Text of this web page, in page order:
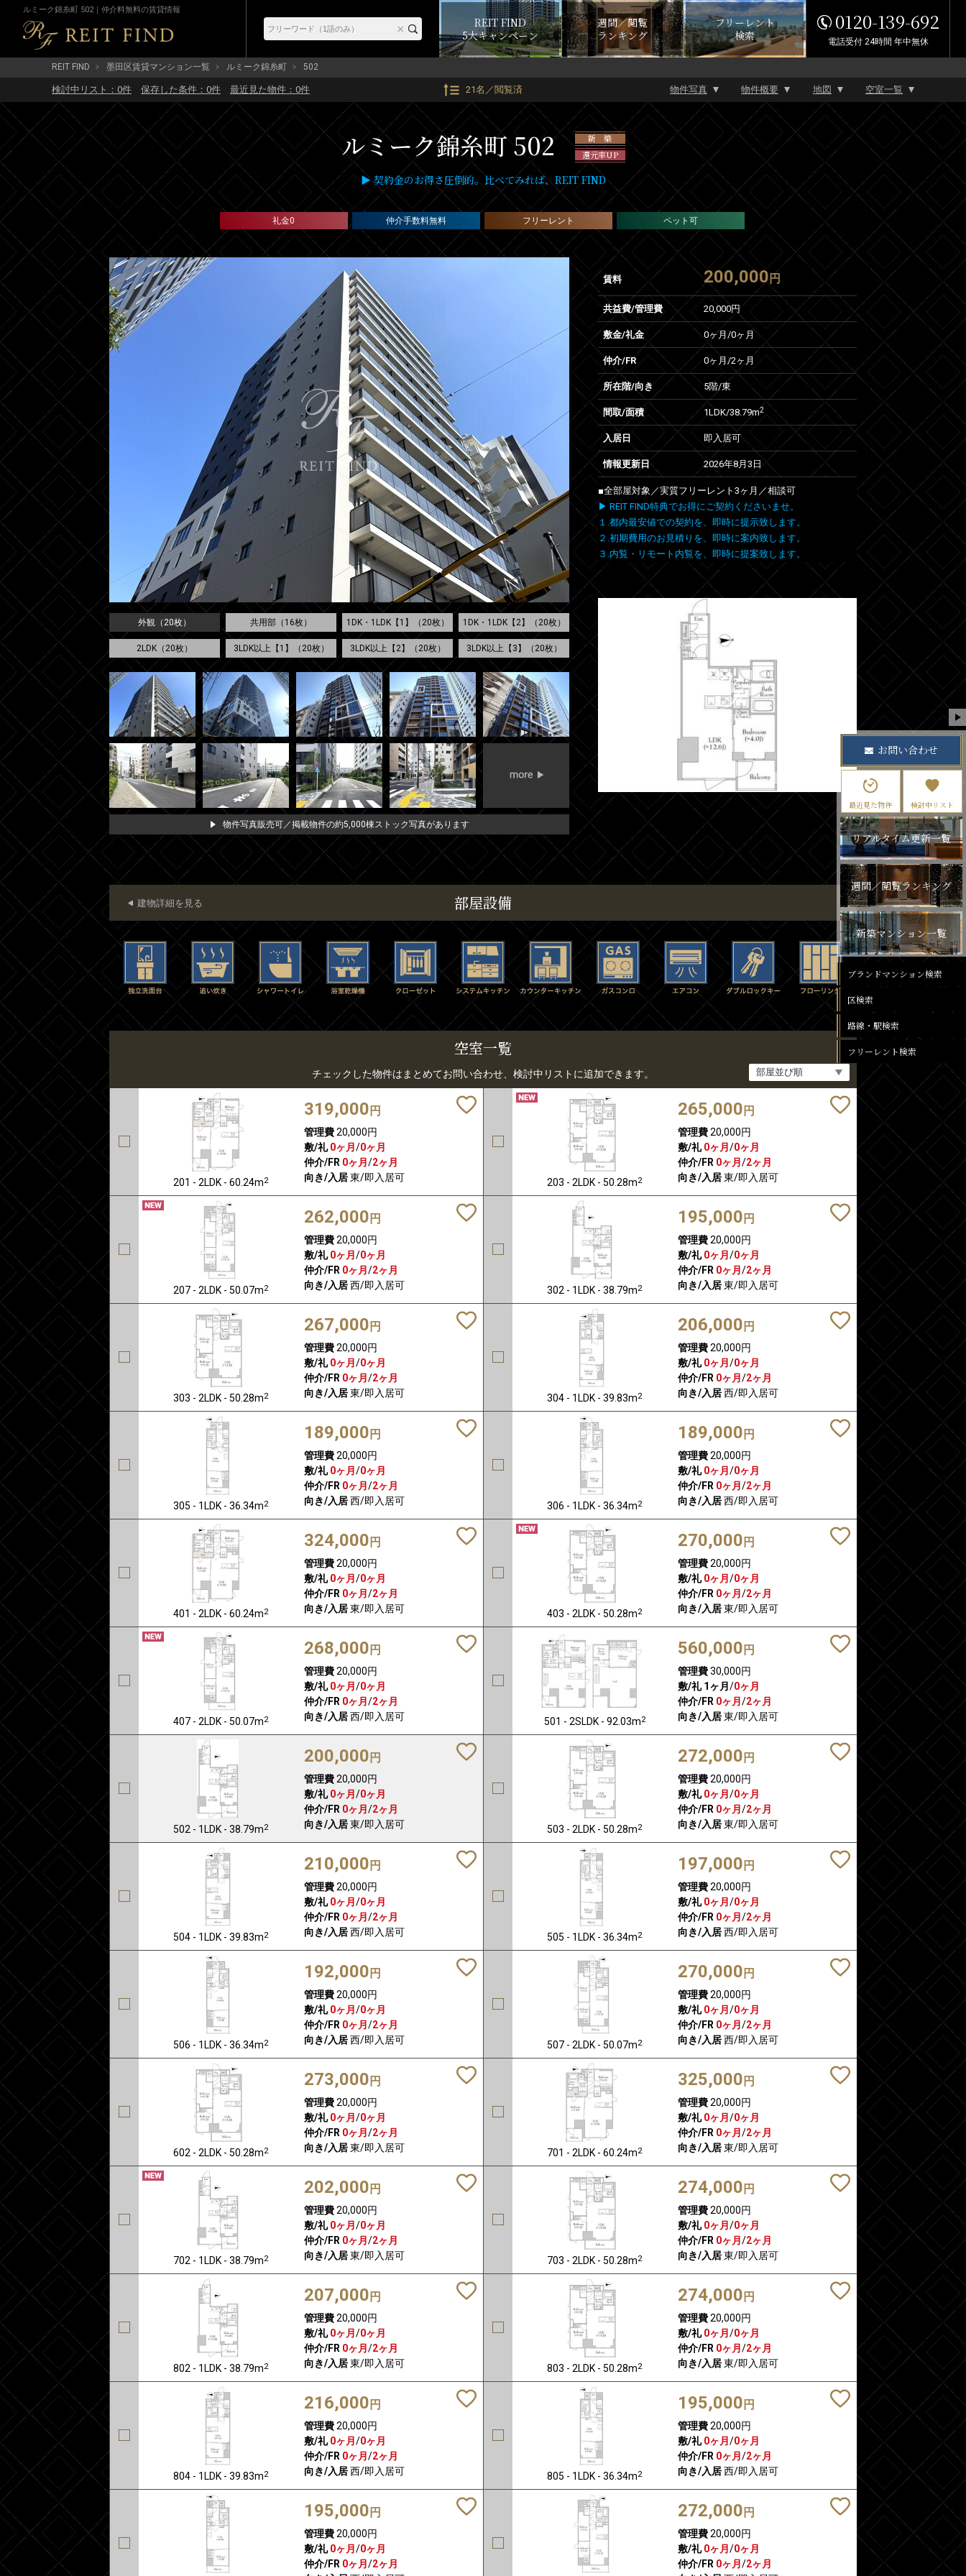
ルミーク錦糸町 502｜仲介料無料の賃貸情報
REIT FIND
5大キャンペーン
週間／閲覧
ランキング
フリーレント
検索
0120-139-692
電話受付 24時間 年中無休
REIT FIND 墨田区賃貸マンション一覧 ルミーク錦糸町 502
検討中リスト： 0件 保存した条件： 0件 最近見た物件： 0件 21名／閲覧済 物件写真 物件概要 地図 空室一覧
ルミーク錦糸町 502
新 築
還元率UP
▶ 契約金のお得さ圧倒的。比べてみれば、REIT FIND
礼金0 仲介手数料無料 フリーレント ペット可
外観（20枚） 共用部（16枚） 1DK・1LDK【1】（20枚） 1DK・1LDK【2】（20枚）
2LDK（20枚） 3LDK以上【1】（20枚） 3LDK以上【2】（20枚） 3LDK以上【3】（20枚）
物件写真販売可／掲載物件の約5,000棟ストック写真があります
賃料 200,000 円
共益費/管理費 20,000円
敷金/礼金 0ヶ月 /0ヶ月
仲介/FR 0ヶ月/2ヶ月
所在階/向き 5階/東
間取/面積 1LDK/38.79m2
入居日 即入居可
情報更新日 2026年8月3日
■全部屋対象／実質フリーレント3ヶ月／相談可
▶ REIT FIND特典でお得にご契約くださいませ。
１.都内最安値での契約を、即時に提示致します。
２.初期費用のお見積りを、即時に案内致します。
３.内覧・リモート内覧を、即時に提案致します。
部屋設備
建物詳細を見る
空室一覧
チェックした物件はまとめてお問い合わせ、検討中リストに追加できます。
201 - 2LDK - 60.24m2
319,000 円
管理費20,000円
敷/礼 0ヶ月/0ヶ月
仲介/FR 0ヶ月/2ヶ月
向き/入居東/即入居可 203 - 2LDK - 50.28m2
265,000 円
管理費20,000円
敷/礼 0ヶ月/0ヶ月
仲介/FR 0ヶ月/2ヶ月
向き/入居東/即入居可
207 - 2LDK - 50.07m2
262,000 円
管理費20,000円
敷/礼 0ヶ月/0ヶ月
仲介/FR 0ヶ月/2ヶ月
向き/入居西/即入居可 302 - 1LDK - 38.79m2
195,000 円
管理費20,000円
敷/礼 0ヶ月/0ヶ月
仲介/FR 0ヶ月/2ヶ月
向き/入居東/即入居可
303 - 2LDK - 50.28m2
267,000 円
管理費20,000円
敷/礼 0ヶ月/0ヶ月
仲介/FR 0ヶ月/2ヶ月
向き/入居東/即入居可 304 - 1LDK - 39.83m2
206,000 円
管理費20,000円
敷/礼 0ヶ月/0ヶ月
仲介/FR 0ヶ月/2ヶ月
向き/入居西/即入居可
305 - 1LDK - 36.34m2
189,000 円
管理費20,000円
敷/礼 0ヶ月/0ヶ月
仲介/FR 0ヶ月/2ヶ月
向き/入居西/即入居可 306 - 1LDK - 36.34m2
189,000 円
管理費20,000円
敷/礼 0ヶ月/0ヶ月
仲介/FR 0ヶ月/2ヶ月
向き/入居西/即入居可
401 - 2LDK - 60.24m2
324,000 円
管理費20,000円
敷/礼 0ヶ月/0ヶ月
仲介/FR 0ヶ月/2ヶ月
向き/入居東/即入居可 403 - 2LDK - 50.28m2
270,000 円
管理費20,000円
敷/礼 0ヶ月/0ヶ月
仲介/FR 0ヶ月/2ヶ月
向き/入居東/即入居可
407 - 2LDK - 50.07m2
268,000 円
管理費20,000円
敷/礼 0ヶ月/0ヶ月
仲介/FR 0ヶ月/2ヶ月
向き/入居西/即入居可 501 - 2SLDK - 92.03m2
560,000 円
管理費30,000円
敷/礼 1ヶ月/0ヶ月
仲介/FR 0ヶ月/2ヶ月
向き/入居東/即入居可
502 - 1LDK - 38.79m2
200,000 円
管理費20,000円
敷/礼 0ヶ月/0ヶ月
仲介/FR 0ヶ月/2ヶ月
向き/入居東/即入居可 503 - 2LDK - 50.28m2
272,000 円
管理費20,000円
敷/礼 0ヶ月/0ヶ月
仲介/FR 0ヶ月/2ヶ月
向き/入居東/即入居可
504 - 1LDK - 39.83m2
210,000 円
管理費20,000円
敷/礼 0ヶ月/0ヶ月
仲介/FR 0ヶ月/2ヶ月
向き/入居西/即入居可 505 - 1LDK - 36.34m2
197,000 円
管理費20,000円
敷/礼 0ヶ月/0ヶ月
仲介/FR 0ヶ月/2ヶ月
向き/入居西/即入居可
506 - 1LDK - 36.34m2
192,000 円
管理費20,000円
敷/礼 0ヶ月/0ヶ月
仲介/FR 0ヶ月/2ヶ月
向き/入居西/即入居可 507 - 2LDK - 50.07m2
270,000 円
管理費20,000円
敷/礼 0ヶ月/0ヶ月
仲介/FR 0ヶ月/2ヶ月
向き/入居西/即入居可
602 - 2LDK - 50.28m2
273,000 円
管理費20,000円
敷/礼 0ヶ月/0ヶ月
仲介/FR 0ヶ月/2ヶ月
向き/入居東/即入居可 701 - 2LDK - 60.24m2
325,000 円
管理費20,000円
敷/礼 0ヶ月/0ヶ月
仲介/FR 0ヶ月/2ヶ月
向き/入居東/即入居可
702 - 1LDK - 38.79m2
202,000 円
管理費20,000円
敷/礼 0ヶ月/0ヶ月
仲介/FR 0ヶ月/2ヶ月
向き/入居東/即入居可 703 - 2LDK - 50.28m2
274,000 円
管理費20,000円
敷/礼 0ヶ月/0ヶ月
仲介/FR 0ヶ月/2ヶ月
向き/入居東/即入居可
802 - 1LDK - 38.79m2
207,000 円
管理費20,000円
敷/礼 0ヶ月/0ヶ月
仲介/FR 0ヶ月/2ヶ月
向き/入居東/即入居可 803 - 2LDK - 50.28m2
274,000 円
管理費20,000円
敷/礼 0ヶ月/0ヶ月
仲介/FR 0ヶ月/2ヶ月
向き/入居東/即入居可
804 - 1LDK - 39.83m2
216,000 円
管理費20,000円
敷/礼 0ヶ月/0ヶ月
仲介/FR 0ヶ月/2ヶ月
向き/入居西/即入居可 805 - 1LDK - 36.34m2
195,000 円
管理費20,000円
敷/礼 0ヶ月/0ヶ月
仲介/FR 0ヶ月/2ヶ月
向き/入居西/即入居可
195,000 円
管理費20,000円
敷/礼 0ヶ月/0ヶ月
仲介/FR 0ヶ月/2ヶ月
272,000 円
管理費20,000円
敷/礼 0ヶ月/0ヶ月
仲介/FR 0ヶ月/2ヶ月
お問い合わせ
最近見た物件 検討中リスト
リアルタイム更新一覧
週間／閲覧ランキング
新築マンション一覧
ブランドマンション検索
区検索
路線・駅検索
フリーレント検索